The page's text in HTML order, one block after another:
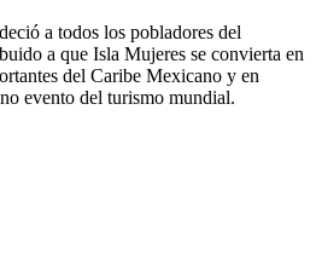
a todos los pobladores del
a que Isla Mujeres se convierta en
del Caribe Mexicano y en
evento del turismo mundial.